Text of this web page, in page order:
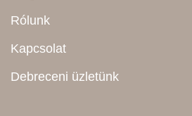
Rólunk
Kapcsolat
Debreceni üzletünk